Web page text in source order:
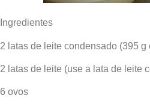
Ingredientes
2 latas de leite condensado (395 g
2 latas de leite (use a lata de leite
6 ovos